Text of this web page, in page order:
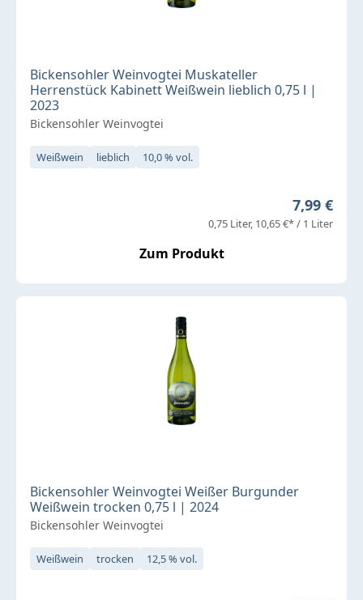
Bickensohler Weinvogtei Muskateller
Herrenstück Kabinett Weißwein lieblich 0,75 l |
2023
Bickensohler Weinvogtei
Weißwein lieblich 10,0 % vol.
Regulärer
7,99 €
0,75 Liter 10,65 €* / 1 Liter
Zum Produkt
Bickensohler Weinvogtei Weißer Burgunder
Weißwein trocken 0,75 l | 2024
Bickensohler Weinvogtei
Weißwein trocken 12,5 % vol.